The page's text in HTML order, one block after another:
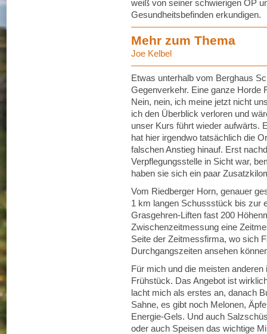
weiß von seiner schwierigen OP
Gesundheitsbefinden erkundigen.
Mehr zum Thema
Joe Kelbel
Etwas unterhalb vom Berghaus
Gegenverkehr. Eine ganze Horde
Nein, nein, ich meine jetzt nicht
ich den Überblick verloren und
unser Kurs führt wieder aufwärts.
hat hier irgendwo tatsächlich die
falschen Anstieg hinauf. Erst
Verpflegungsstelle in Sicht war,
haben sie sich ein paar
Vom Riedberger Horn, genauer
1 km langen Schussstück bis zur
Grasgehren-Liften fast 200
Zwischenzeitmessung eine
Seite der Zeitmessfirma, wo sich
Durchgangszeiten ansehen
Für mich und die meisten
Frühstück. Das Angebot ist
lacht mich als erstes an, danach
Sahne, es gibt noch Melonen,
Energie-Gels. Und auch
oder auch Speisen das wichtige